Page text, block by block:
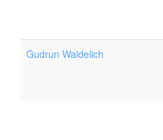
Gudrun Waidelich